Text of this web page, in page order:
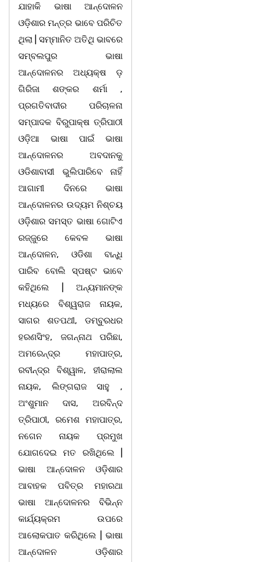
ଯାହାକି ଭାଷା ଆନ୍ଦୋଳନ
ଓଡ଼ିଶାର ମନ୍ତ୍ର ଭାବେ ପରିଚିତ
ଥିଲା | ସମ୍ମାନିତ ଅତିଥି ଭାବରେ
ସମ୍ବଲପୁର ଭାଷା
ଆନ୍ଦୋଳନର ଅଧ୍ୟକ୍ଷ ଡ଼
ଗିରିଜା ଶଙ୍କର ଶର୍ମା ,
ପ୍ରଗତିବାଦୀର ପରିଚାଳନା
ସମ୍ପାଦକ ବିରୁପାକ୍ଷ ତ୍ରିପାଠୀ
ଓଡ଼ିଆ ଭାଷା ପାଇଁ ଭାଷା
ଆନ୍ଦୋଳନର ଅବଦାନକୁ
ଓଡିଶାବାସୀ ଭୁଲିପାରିବେ ନାହିଁ
ଆଗାମୀ ଦିନରେ ଭାଷା
ଆନ୍ଦୋଳନର ଉଦ୍ୟମ ନିଶ୍ଚୟ
ଓଡ଼ିଶାର ସମସ୍ତ ଭାଷା ଗୋଟିଏ
ରଜ୍ଜୁରେ କେବଳ ଭାଷା
ଆନ୍ଦୋଳନ, ଓଡିଶା ବାନ୍ଧି
ପାରିବ ବୋଲି ସ୍ପଷ୍ଟ ଭାବେ
କହିଥିଲେ | ଅନ୍ୟମାନଙ୍କ
ମଧ୍ୟରେ ବିଶ୍ୱରାଜ ନାୟକ,
ସାଗର ଶତପଥୀ, ଡମ୍ବୁରଧର
ହରଣସିଂହ, ଜଗନ୍ନାଥ ପରିଛା,
ଅମରେନ୍ଦ୍ର ମହାପାତ୍ର,
ରବୀନ୍ଦ୍ର ବିଶ୍ୱାଳ, ହୀରାଲାଲ
ନାୟକ, ଲିଙ୍ଗରାଜ ସାହୁ ,
ଅଂଶୁମାନ ଦାସ, ଅରବିନ୍ଦ
ତ୍ରିପାଠୀ, ରମେଶ ମହାପାତ୍ର,
ନଗେନ ନାୟକ ପ୍ରମୁଖ
ଯୋଗଦେଇ ମତ ରଖିଥିଲେ |
ଭାଷା ଆନ୍ଦୋଳନ ଓଡ଼ିଶାର
ଆବାହକ ପବିତ୍ର ମହାରଥା
ଭାଷା ଆନ୍ଦୋଳନର ବିଭିନ୍ନ
କାର୍ଯ୍ୟକ୍ରମ ଉପରେ
ଆଲୋକପାତ କରିଥିଲେ | ଭାଷା
ଆନ୍ଦୋଳନ ଓଡ଼ିଶାର